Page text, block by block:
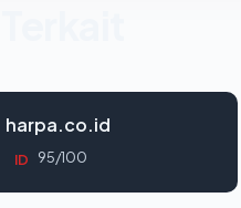
harpa.co.id
ID 95/100